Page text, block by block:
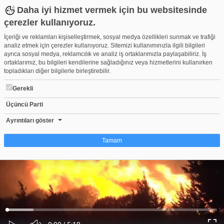
Daha iyi hizmet vermek için bu websitesinde
çerezler kullanıyoruz.
İçeriği ve reklamları kişiselleştirmek, sosyal medya özellikleri sunmak ve trafiği
analiz etmek için çerezler kullanıyoruz. Sitemizi kullanımınızla ilgili bilgileri
ayrıca sosyal medya, reklamcılık ve analiz iş ortaklarımızla paylaşabiliriz. İş
ortaklarımız, bu bilgileri kendilerine sağladığınız veya hizmetlerini kullanırken
topladıkları diğer bilgilerle birleştirebilir.
Gerekli
Üçüncü Parti
Ayrıntıları göster
Tamam
Çerez nedir?
Çerezler, web-sitelerinin, kullanıcıların deneyimlerini daha verimli hale getirmek
amacıyla kullandığı küçük metin dosyalarıdır. Yasalara göre, bu sitenin
işletilmesi için kesinlikle gerekli olan çerezleri cihazınıza yerleştirebiliyoruz.
Diğer çerez türleri için sizden izin almamız gerekiyor. Bu site farklı çerez türleri
kullanmaktadır. Bazı çerezler, sayfalarımızda yer alan üçüncü şahıs hizmetleri
tarafından yerleştirilir. İzniniz şu alanlar için geçerlidir: web.tv
Ses
Yüklendi:
Yükleniyor:
Bursa’daki orman yangını kontrol altına alındı